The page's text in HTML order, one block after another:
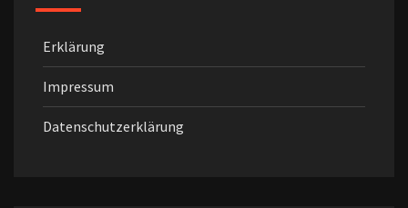
Erklärung
Impressum
Datenschutzerklärung